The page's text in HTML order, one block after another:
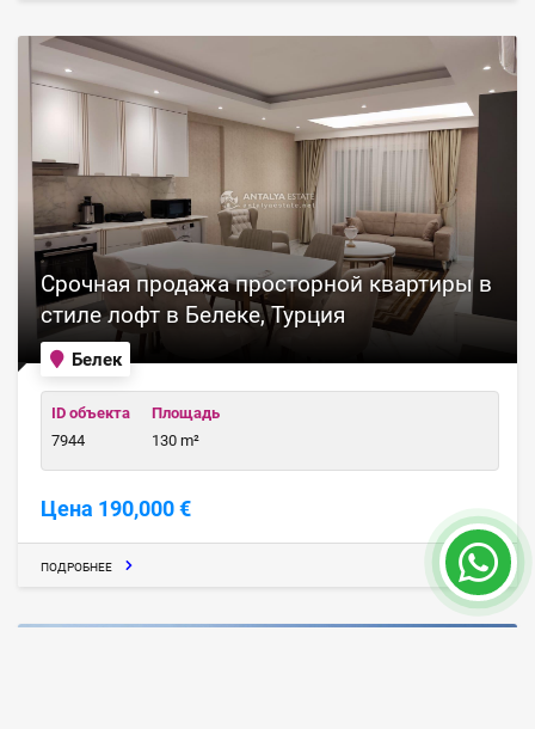
Белек
Срочная продажа просторной квартиры в
стиле лофт в Белеке, Турция
ID объекта
7944
Площадь
130 m²
Цена 190,000 €
ПОДРОБНЕЕ